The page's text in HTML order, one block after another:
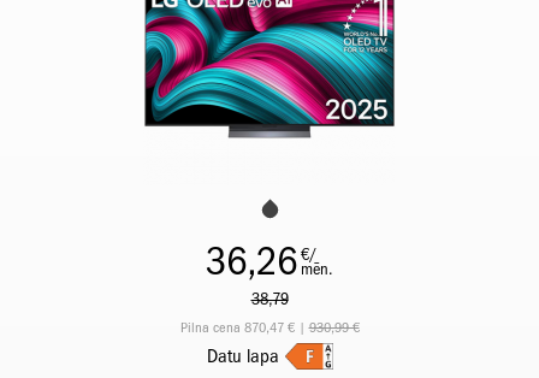
36,26€/
mēn.
38,79
Pilna cena 870,47 € |930,99 €
Datu lapa